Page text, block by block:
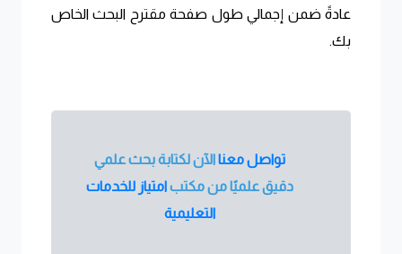
عادةً ضمن إجمالي طول صفحة مقترح البحث الخاص
بك.
تواصل معنا الآن لكتابة بحث علمي
دقيق علميًا من مكتبامتياز للخدمات
التعليمية